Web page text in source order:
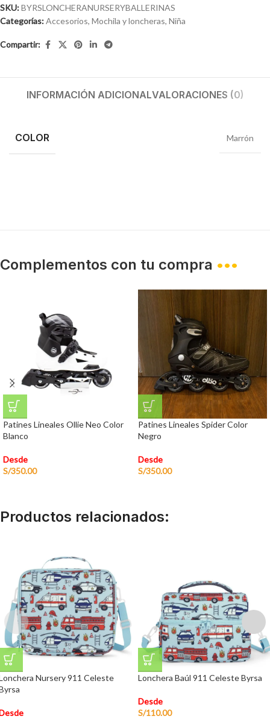
SKU:BYRSLONCHERANURSERYBALLERINAS
Categorías:Accesorios, Mochila y loncheras, Niña
Compartir:
INFORMACIÓN ADICIONALVALORACIONES (0)
COLOR Marrón
Complementos con tu compra •••
Patines Lineales Ollie Neo Color
Blanco
Desde
S/350.00
Patines Lineales Spider Color
Negro
Desde
S/350.00
Productos relacionados:
Nursery 911 Celeste
Lonchera Baúl 911 Celeste Byrsa
Desde
S/110.00